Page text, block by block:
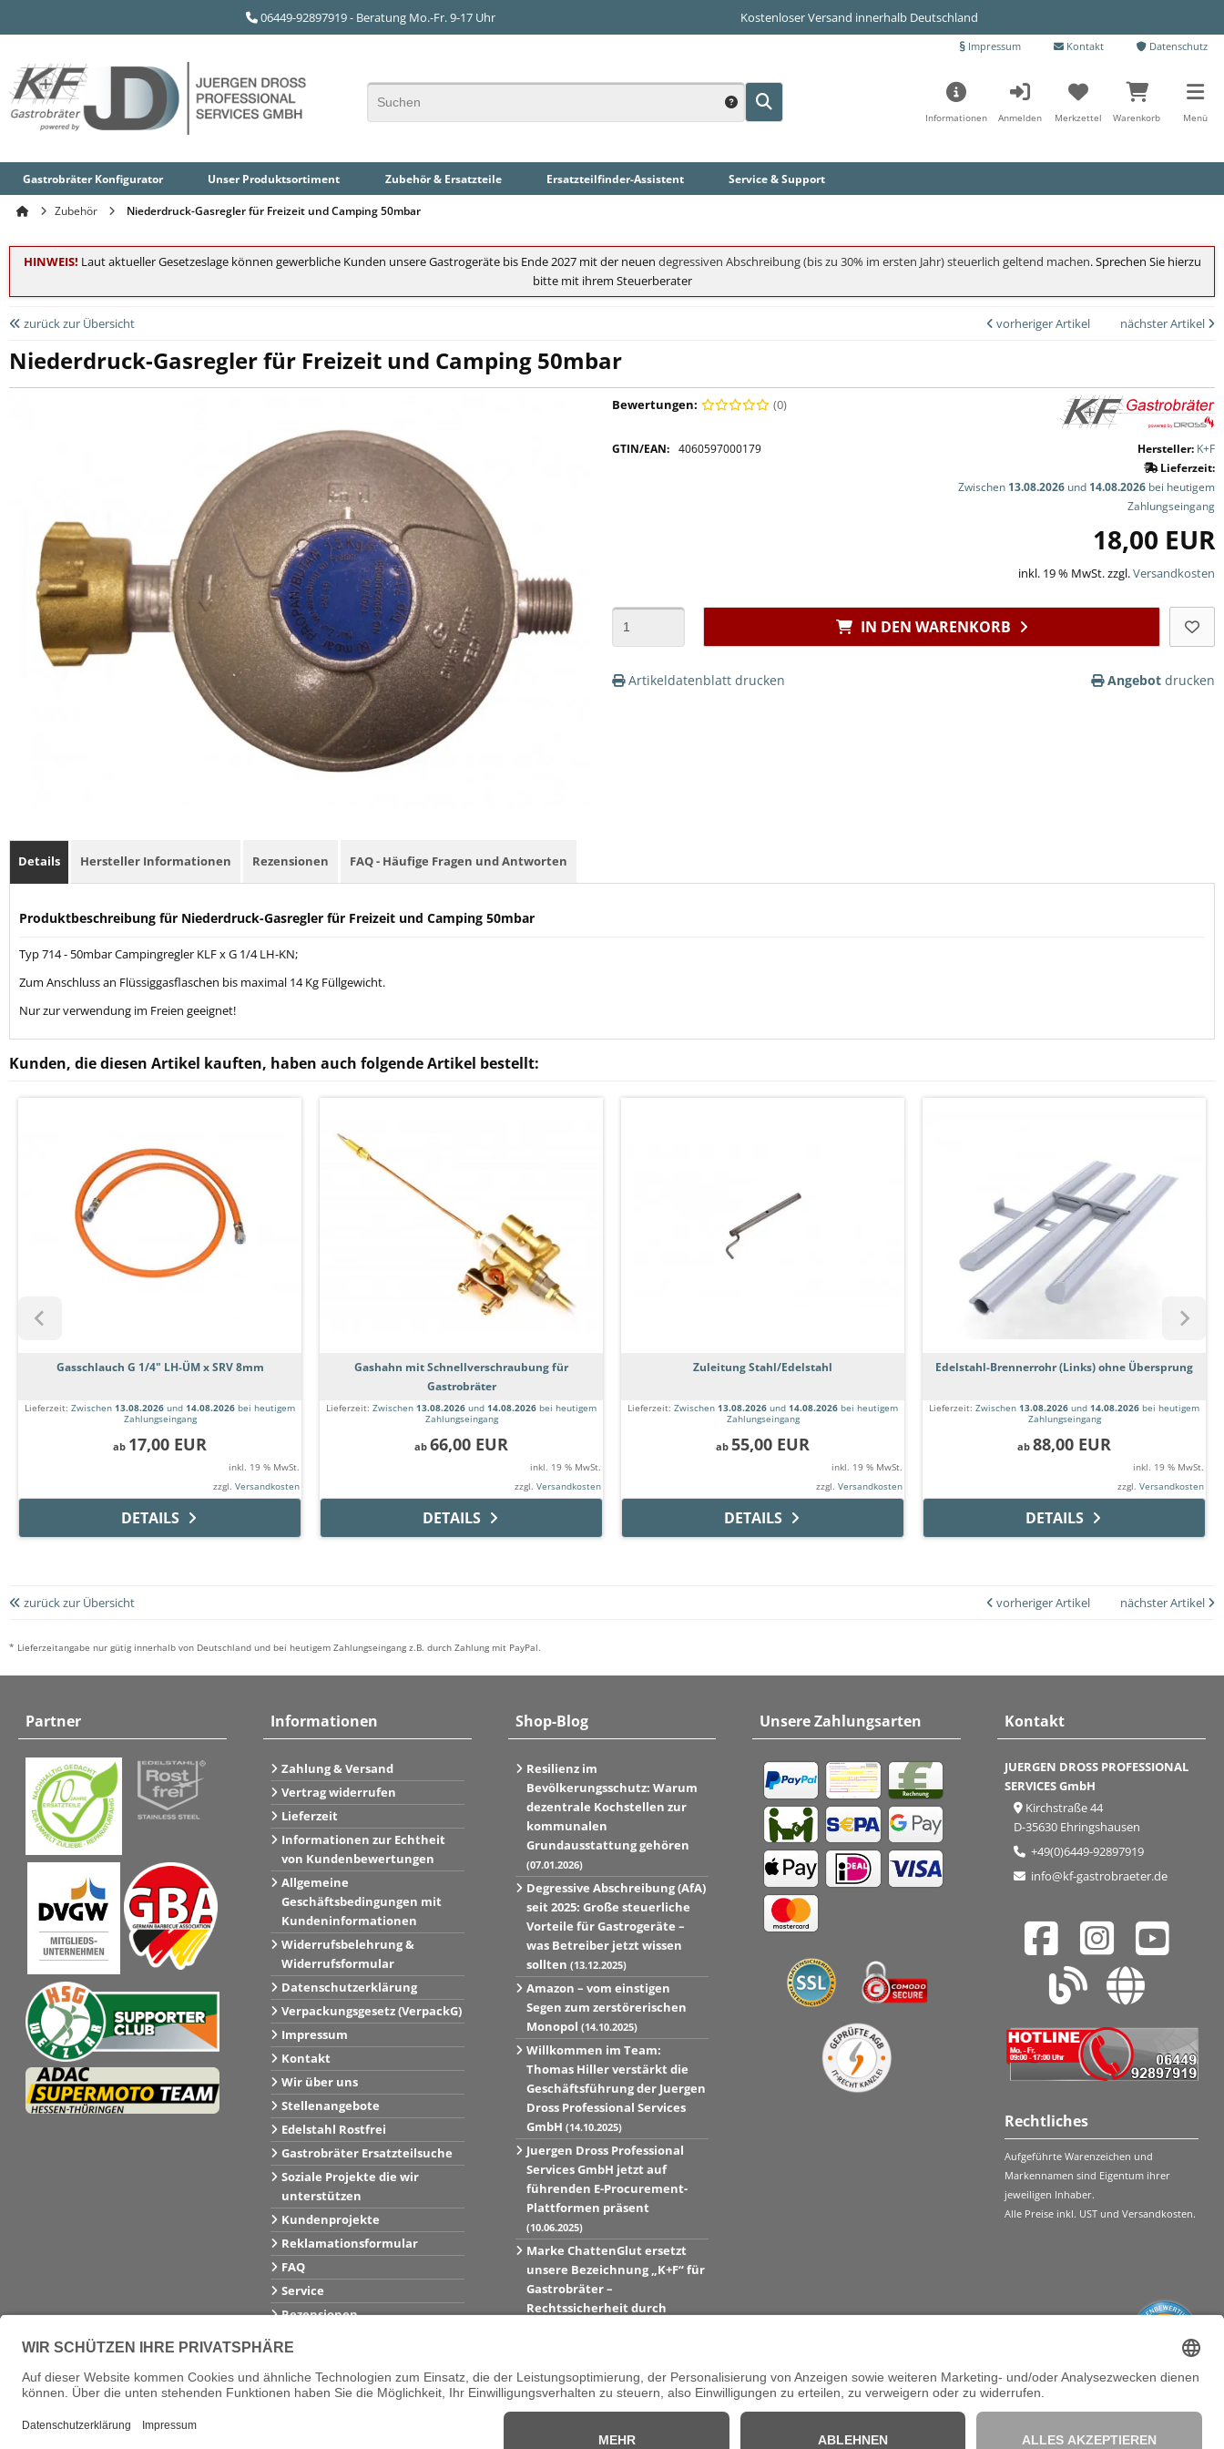
06449-92897919 - Beratung Mo.-Fr. 9-17 Uhr Kostenloser Versand innerhalb Deutschland
Impressum Kontakt Datenschutz
Menü
Informationen Anmelden Merkzettel Warenkorb
Gastrobräter Konfigurator UnserProduktsortiment Zubehör & Ersatzteile Ersatzteilfinder-Assistent Service & Support
Zubehör Niederdruck-Gasregler für Freizeit und Camping 50mbar
HINWEIS! Laut aktueller Gesetzeslage können gewerbliche Kunden unsere Gastrogeräte bis Ende 2027 mit der neuen degressiven Abschreibung (bis zu 30% im ersten Jahr) steuerlich geltend machen. Sprechen Sie hierzu
bitte mit ihrem Steuerberater
zurück zur Übersicht vorheriger Artikel nächster Artikel
Niederdruck-Gasregler für Freizeit und Camping 50mbar
Bewertungen: (0)
GTIN/EAN: 4060597000179 Hersteller: K+F
Lieferzeit:
Zwischen 13.08.2026 und 14.08.2026 bei heutigem
Zahlungseingang
18,00 EUR
inkl. 19 % MwSt. zzgl.Versandkosten
IN DEN WARENKORB
Artikeldatenblatt drucken Angebot drucken
Details Hersteller Informationen Rezensionen FAQ - Häufige Fragen und Antworten
Produktbeschreibung für Niederdruck-Gasregler für Freizeit und Camping 50mbar
Typ 714 - 50mbar Campingregler KLF x G 1/4 LH-KN;
Zum Anschluss an Flüssiggasflaschen bis maximal 14 Kg Füllgewicht.
Nur zur verwendung im Freien geeignet!
Kunden, die diesen Artikel kauften, haben auch folgende Artikel bestellt:
Gasschlauch G 1/4" LH-ÜM x SRV 8mm
Lieferzeit: Zwischen 13.08.2026 und 14.08.2026 bei heutigem
Zahlungseingang
ab 17,00 EUR
inkl. 19 % MwSt.
zzgl. Versandkosten
DETAILS
Gashahn mit Schnellverschraubung für
Gastrobräter
Lieferzeit: Zwischen 13.08.2026 und 14.08.2026 bei heutigem
Zahlungseingang
ab 66,00 EUR
inkl. 19 % MwSt.
zzgl. Versandkosten
DETAILS
Zuleitung Stahl/Edelstahl
Lieferzeit: Zwischen 13.08.2026 und 14.08.2026 bei heutigem
Zahlungseingang
ab 55,00 EUR
inkl. 19 % MwSt.
zzgl. Versandkosten
DETAILS
Edelstahl-Brennerrohr (Links) ohne Übersprung
Lieferzeit: Zwischen 13.08.2026 und 14.08.2026 bei heutigem
Zahlungseingang
ab 88,00 EUR
inkl. 19 % MwSt.
zzgl. Versandkosten
DETAILS
zurück zur Übersicht vorheriger Artikel nächster Artikel
* Lieferzeitangabe nur gütig innerhalb von Deutschland und bei heutigem Zahlungseingang z.B. durch Zahlung mit PayPal.
Informationen
Zahlung & Versand
Vertrag widerrufen
Lieferzeit
Informationen zur Echtheit
von Kundenbewertungen
Allgemeine
Geschäftsbedingungen mit
Kundeninformationen
Widerrufsbelehrung &
Widerrufsformular
Datenschutzerklärung
Verpackungsgesetz (VerpackG)
Impressum
Kontakt
Wir über uns
Stellenangebote
Edelstahl Rostfrei
Gastrobräter Ersatzteilsuche
Soziale Projekte die wir
unterstützen
Kundenprojekte
Reklamationsformular
FAQ
Service
Rezensionen
Shop-Blog
Resilienz im
Bevölkerungsschutz: Warum
dezentrale Kochstellen zur
kommunalen
Grundausstattung gehören
(07.01.2026)
Degressive Abschreibung (AfA)
seit 2025: Große steuerliche
Vorteile für Gastrogeräte –
was Betreiber jetzt wissen
sollten (13.12.2025)
Amazon – vom einstigen
Segen zum zerstörerischen
Monopol (14.10.2025)
Willkommen im Team:
Thomas Hiller verstärkt die
Geschäftsführung der Juergen
Dross Professional Services
GmbH (14.10.2025)
Juergen Dross Professional
Services GmbH jetzt auf
führenden E-Procurement-
Plattformen präsent
(10.06.2025)
Marke ChattenGlut ersetzt
unsere Bezeichnung „K+F“ für
Gastrobräter –
Rechtssicherheit durch
Zum Blog »
Partner Kontakt
JUERGEN DROSS PROFESSIONAL
SERVICES GmbH
Kirchstraße 44
D-35630 Ehringshausen
+49(0)6449-92897919
info@kf-gastrobraeter.de
Rechtliches
Aufgeführte Warenzeichen und
Markennamen sind Eigentum ihrer
jeweiligen Inhaber.
Alle Preise inkl. UST und Versandkosten.
Unsere Zahlungsarten
Vertrag widerrufen
bei: shopvote.de